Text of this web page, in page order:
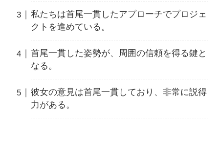
私たちは首尾一貫したアプローチでプロジェ
クトを進めている。
首尾一貫した姿勢が、周囲の信頼を得る鍵と
なる。
彼女の意見は首尾一貫しており、非常に説得
力がある。